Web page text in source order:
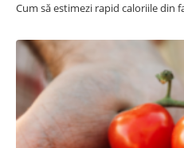
Cum să estimezi rapid caloriile din